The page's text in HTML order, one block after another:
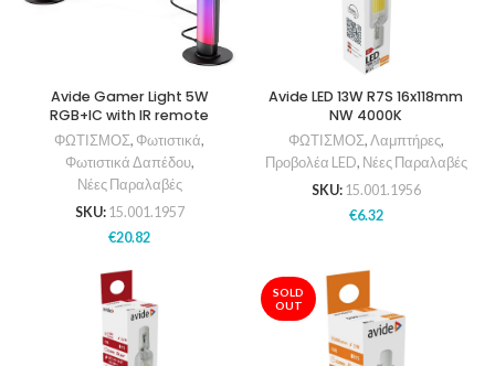
Avide Gamer Light 5W
RGB+IC with IR remote
ΦΩΤΙΣΜΟΣ, Φωτιστικά,
Φωτιστικά Δαπέδου,
Νέες Παραλαβές
SKU: 15.001.1957
€20.82
Avide LED 13W R7S 16x118mm
NW 4000K
ΦΩΤΙΣΜΟΣ, Λαμπτήρες,
Προβολέα LED, Νέες Παραλαβές
SKU: 15.001.1956
€6.32
SOLD
OUT